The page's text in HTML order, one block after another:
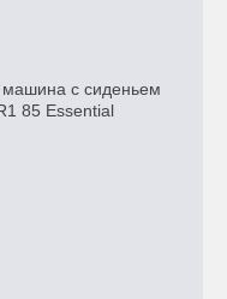
с сиденьем
85 Essential